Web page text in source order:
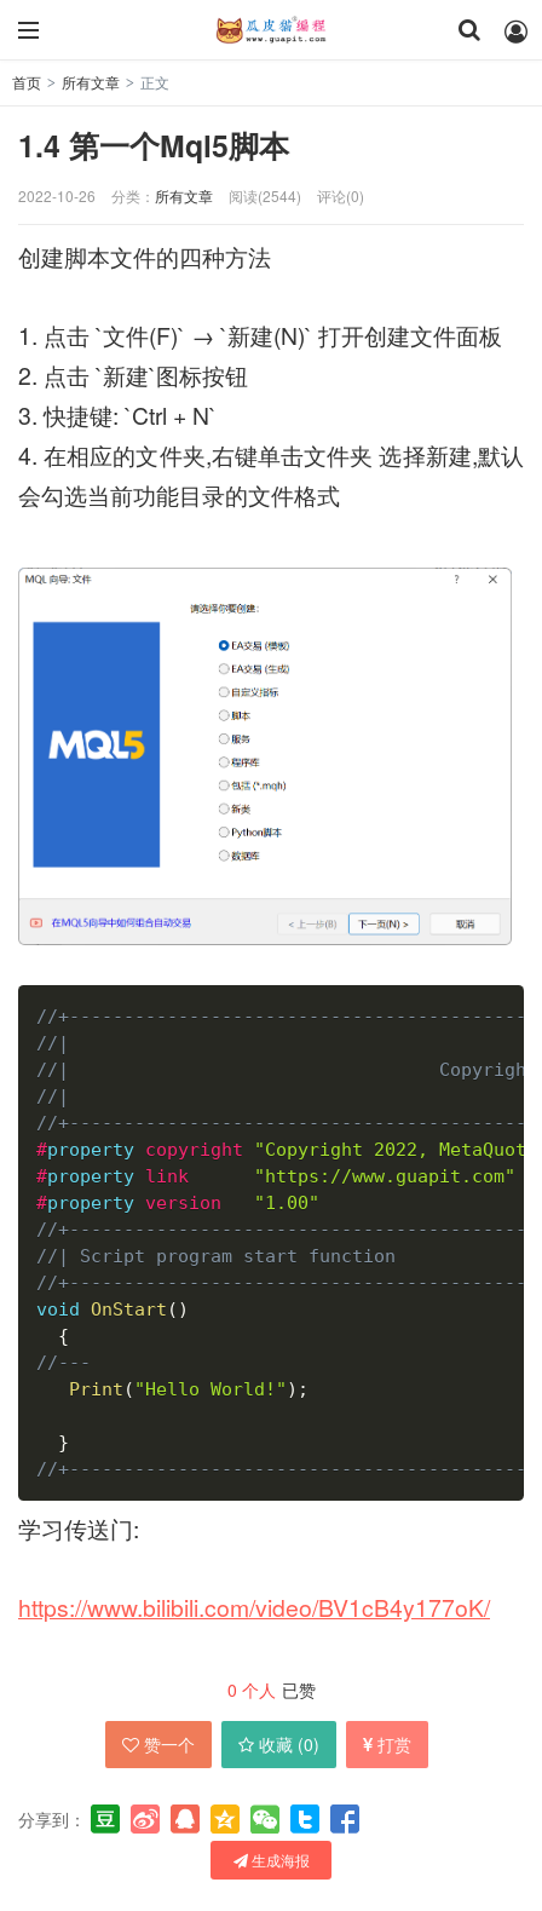
首页 > 所有文章 > 正文
1.4 第一个Mql5脚本
2022-10-26 分类： 所有文章 阅读(2544) 评论(0)
创建脚本文件的四种方法
1. 点击 `文件(F)` → `新建(N)` 打开创建文件面板
2. 点击 `新建`图标按钮
3. 快捷键: `Ctrl + N`
4. 在相应的文件夹,右键单击文件夹 选择新建,默认
会勾选当前功能目录的文件格式
//
//|
//|                                  Copyright
//|
//
#property copyright
"Copyright 2022,
#property link
"https://www.guapit.com"
#property version
"1.00"
//
//| Script program start function
//
void OnStart ( )
{
//---
Print ( "Hello World!" ) ;
}
//
学习传送门:
https://www.bilibili.com/video/BV1cB4y177oK/
0 个人 已赞
赞一个 收藏 (0) 打赏
分享到：
生成海报